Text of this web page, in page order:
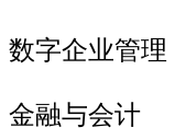
数字企业管理
金融与会计